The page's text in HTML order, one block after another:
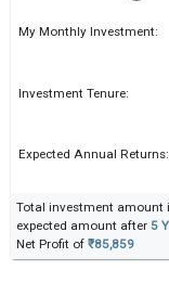
My Monthly Investment:
Investment Tenure:
Expected Annual Returns:
Total investment amount
expected amount after 5
Net Profit of ₹85,859